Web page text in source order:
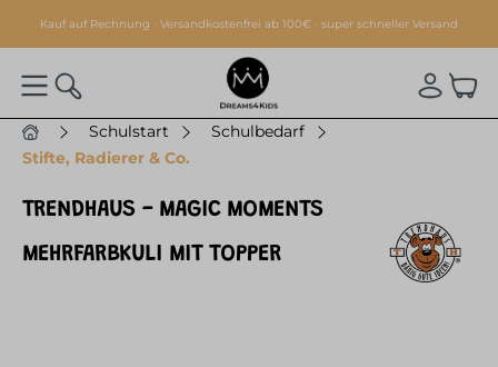
springen
Kauf auf Rechnung · Versandkostenfrei ab 100€ · super schneller Versand
Schulstart
Schulbedarf
Stifte, Radierer & Co.
TRENDHAUS - MAGIC MOMENTS
MEHRFARBKULI MIT TOPPER